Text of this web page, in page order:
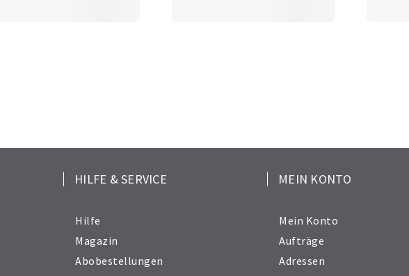
HILFE & SERVICE
Hilfe
Magazin
Abobestellungen
MEIN KONTO
Mein Konto
Aufträge
Adressen